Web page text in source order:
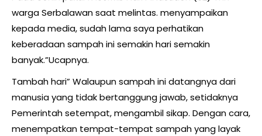
warga Serbalawan saat melintas. menyampaikan
kepada media, sudah lama saya perhatikan
keberadaan sampah ini semakin hari semakin
banyak.”Ucapnya.
Tambah hari” Walaupun sampah ini datangnya dari
manusia yang tidak bertanggung jawab, setidaknya
Pemerintah setempat, mengambil sikap. Dengan cara,
menempatkan tempat-tempat sampah yang layak